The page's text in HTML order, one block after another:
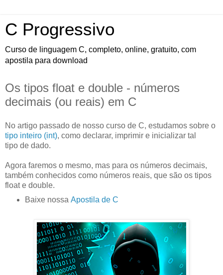
C Progressivo
Curso de linguagem C, completo, online, gratuito, com
apostila para download
Os tipos float e double - números
decimais (ou reais) em C
No artigo passado de nosso curso de C, estudamos sobre o
tipo inteiro (int), como declarar, imprimir e inicializar tal
tipo de dado.
Agora faremos o mesmo, mas para os números decimais,
também conhecidos como números reais, que são os tipos
float e double.
Baixe nossa Apostila de C